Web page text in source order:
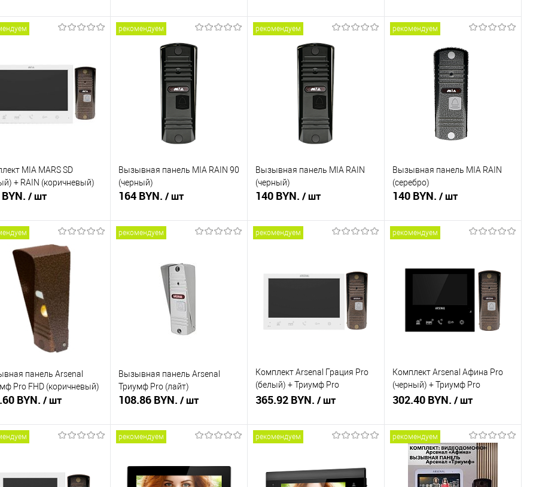
в 1 клик
Сравнение
В наличии
В корзину
Купить в 1 клик
Сравнение
В избранное
В наличии
В корзину
Купить в 1 клик
Сравнение
В избранное
В наличии
Купить в 1 клик
Сравнение
В избранное
Недоступно
MIA MARS SD
+ RAIN (коричневый)
/ шт
Подписаться
в 1 клик
Сравнение
Недоступно
рекомендуем
Вызывная панель MIA RAIN 90
(черный)
164 BYN. / шт
Купить в 1 клик
Сравнение
рекомендуем
Вызывная панель MIA RAIN
(черный)
140 BYN. / шт
Купить в 1 клик
Сравнение
В наличии
рекомендуем
Вызывная панель MIA RAIN
(серебро)
140 BYN. / шт
Купить в 1 клик
Сравнение
Недоступно
панель Arsenal
Pro FHD (коричневый)
BYN. / шт
в 1 клик
Сравнение
рекомендуем
Вызывная панель Arsenal
Триумф Pro (лайт)
108.86 BYN. / шт
Купить в 1 клик
Сравнение
рекомендуем
Комплект Arsenal Грация Pro
(белый) + Триумф Pro
(коричневый)
365.92 BYN. / шт
Купить в 1 клик
Сравнение
рекомендуем
Комплект Arsenal Афина Pro
(черный) + Триумф Pro
(коричневый)
302.40 BYN. / шт
В корзину
Купить в 1 клик
Сравнение
рекомендуем рекомендуем рекомендуем